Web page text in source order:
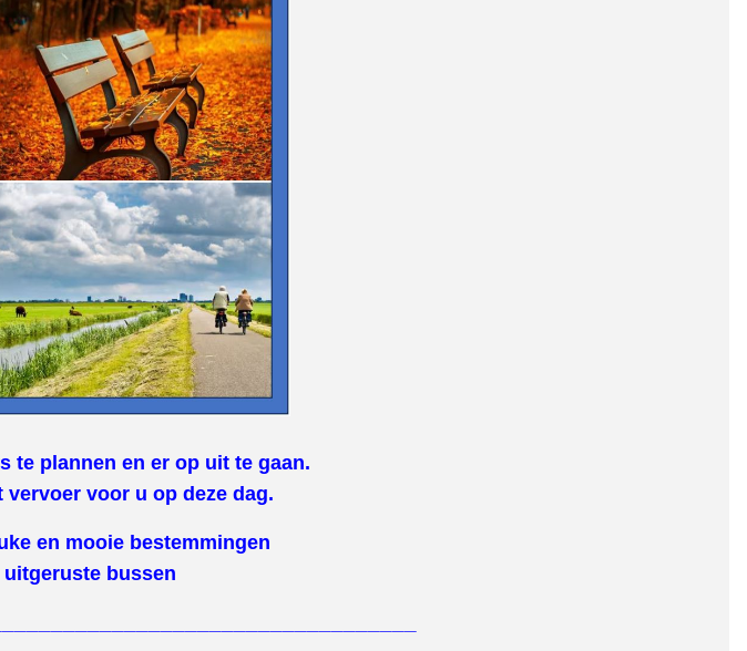
te plannen en er op uit te gaan.
voor u op deze dag.
en mooie bestemmingen
bussen